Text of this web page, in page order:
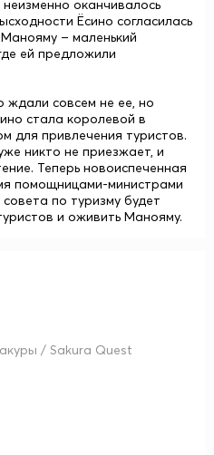
оканчивалось
Ёсино согласилась
– маленький
ей предложили
ждали совсем не ее, но
стала королевой в
для привлечения туристов.
никто не приезжает, и
Теперь новоиспеченная
помощницами-министрами
по туризму будет
и оживить Манояму.
/ Sakura Quest